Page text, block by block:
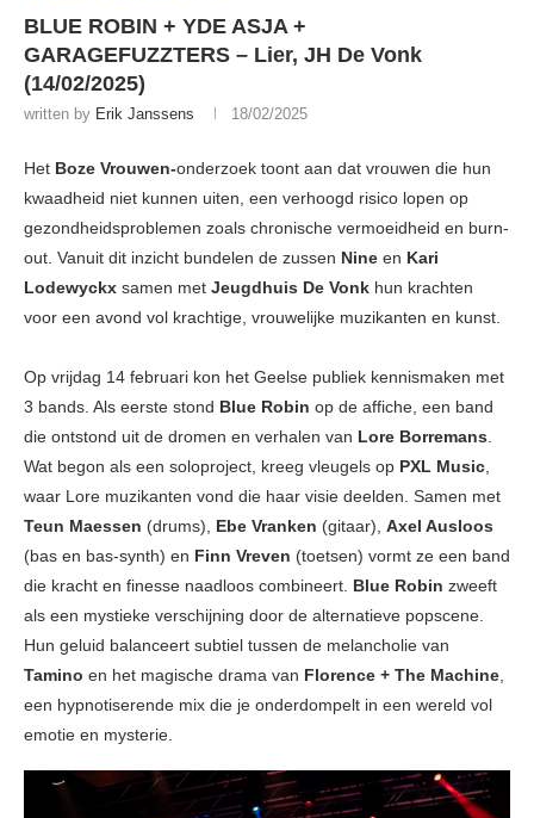
BLUE ROBIN + YDE ASJA +
GARAGEFUZZTERS – Lier, JH De Vonk
(14/02/2025)
written by Erik Janssens 18/02/2025
Het Boze Vrouwen-onderzoek toont aan dat vrouwen die hun
kwaadheid niet kunnen uiten, een verhoogd risico lopen op
gezondheidsproblemen zoals chronische vermoeidheid en burn-
out. Vanuit dit inzicht bundelen de zussen Nine en Kari
Lodewyckx samen met Jeugdhuis De Vonk hun krachten
voor een avond vol krachtige, vrouwelijke muzikanten en kunst.
Op vrijdag 14 februari kon het Geelse publiek kennismaken met
3 bands. Als eerste stond Blue Robin op de affiche, een band
die ontstond uit de dromen en verhalen van Lore Borremans.
Wat begon als een soloproject, kreeg vleugels op PXL Music,
waar Lore muzikanten vond die haar visie deelden. Samen met
Teun Maessen (drums), Ebe Vranken (gitaar), Axel Ausloos
(bas en bas-synth) en Finn Vreven (toetsen) vormt ze een band
die kracht en finesse naadloos combineert. Blue Robin zweeft
als een mystieke verschijning door de alternatieve popscene.
Hun geluid balanceert subtiel tussen de melancholie van
Tamino en het magische drama van Florence + The Machine,
een hypnotiserende mix die je onderdompelt in een wereld vol
emotie en mysterie.